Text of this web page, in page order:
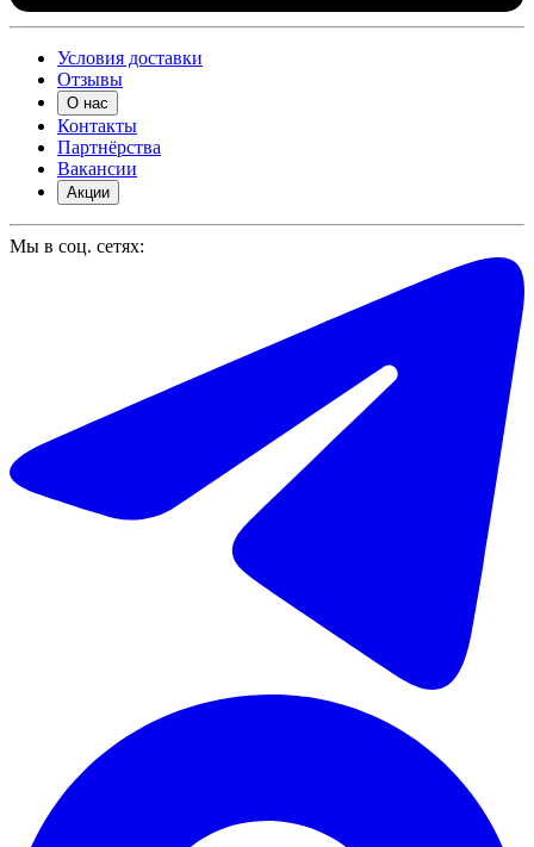
Условия доставки
Отзывы
О нас
Контакты
Партнёрства
Вакансии
Акции
Мы в соц. сетях: